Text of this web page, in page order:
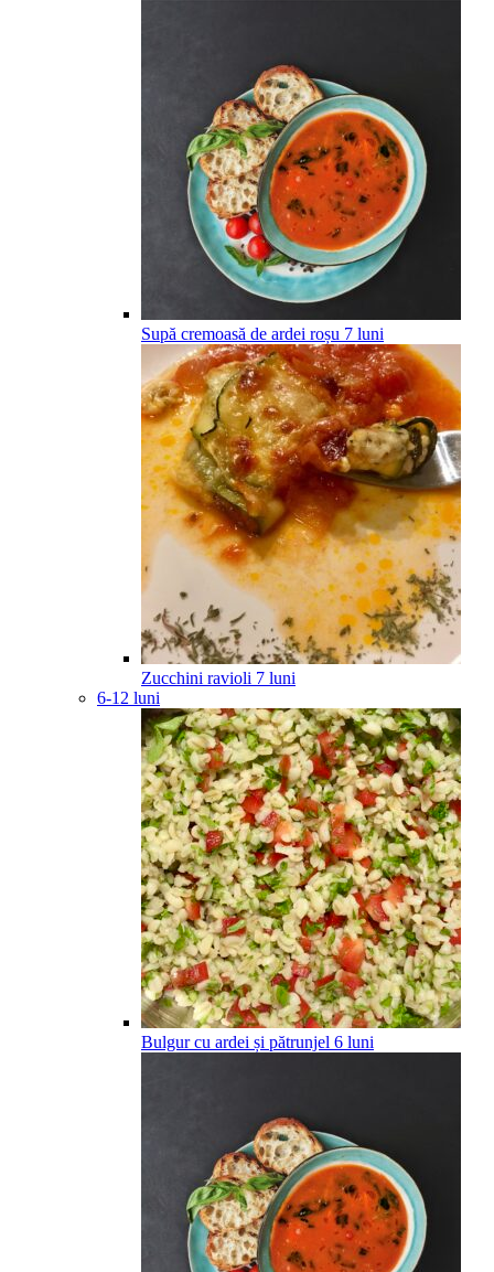
Supă cremoasă de ardei roșu 7 luni
Zucchini ravioli 7 luni
6-12 luni
Bulgur cu ardei și pătrunjel 6 luni